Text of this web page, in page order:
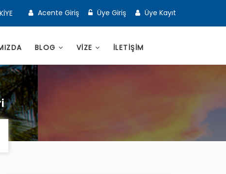
Acente Giriş Üye Giriş Üye Kayıt
BLOG VİZE İLETİŞİM